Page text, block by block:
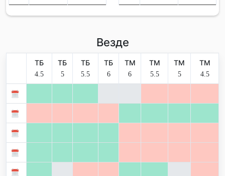
Везде
ТБ
4.5
ТБ
5
ТБ
5.5
ТБ
6
ТМ
6
ТМ
5.5
ТМ
5
ТМ
4.5